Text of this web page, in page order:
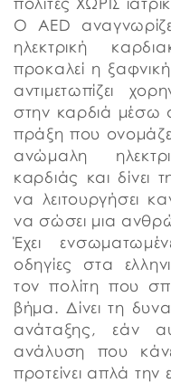
Ο AED
ηλεκτρική
προκαλεί η
αντιμετωπίζει
στην καρδιά μέσω
πράξη που
ανώμαλη
καρδιάς και δίνει
να λειτουργήσει
να σώσει μια
Έχει
οδηγίες στα
τον πολίτη που
βήμα. Δίνει τη
ανάταξης, εάν
ανάλυση που
προτείνει απλά